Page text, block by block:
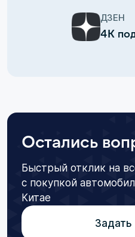
ДЗЕН
4К
Остались
Быстрый отклик на
с покупкой
Китае
Задать